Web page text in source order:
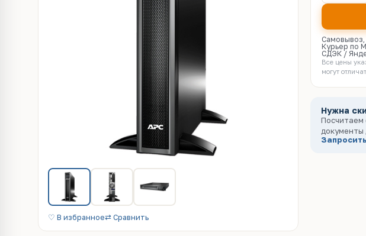
♡ В избранное⇄ Сравнить
Курьер по
СДЭК /
Все цены
могут
Нужна
Посчитаем
документы